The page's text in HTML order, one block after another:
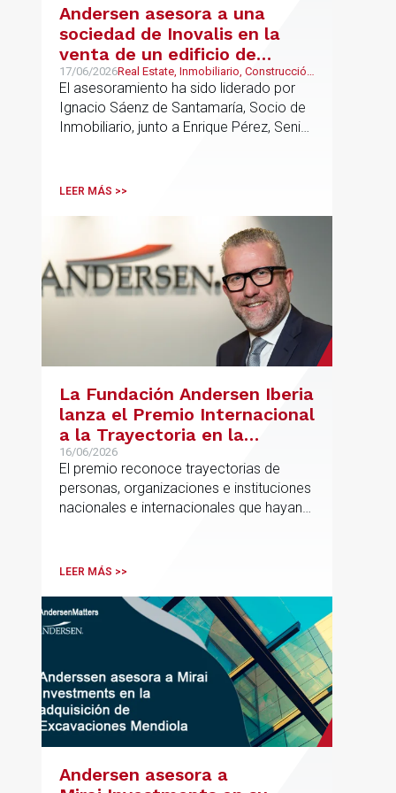
Andersen asesora a una
sociedad de Inovalis en la
venta de un edificio de
oficinas arrendado a Konecta
en Alcobendas
17/06/2026Real Estate, Inmobiliario, Construcción
y Urbanismo
El asesoramiento ha sido liderado por
Ignacio Sáenz de Santamaría, Socio de
Inmobiliario, junto a Enrique Pérez, Senior
LEER MÁS >>
La Fundación Andersen Iberia
lanza el Premio Internacional
a la Trayectoria en la
Promoción de la Educación
16/06/2026
El premio reconoce trayectorias de
personas, organizaciones e instituciones
nacionales e internacionales que hayan
innovación o la equidad educativa
LEER MÁS >>
Andersen asesora a